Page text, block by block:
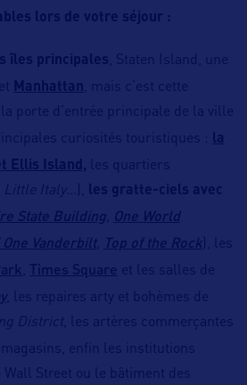
lors de votre séjour :
îles principales , Staten Island, une
et Manhattan , mais c’est cette
porte d’entrée principale de la ville
curiosités touristiques :
la
Ellis Island, les quartiers
Little Italy les gratte-ciels avec
State Building One World
One Vanderbilt, Top of the Rock ), les
Times Square et les salles de
, les repaires arty et bohèmes de
District , les artères commerçantes
enfin les institutions
Street ou le bâtiment des